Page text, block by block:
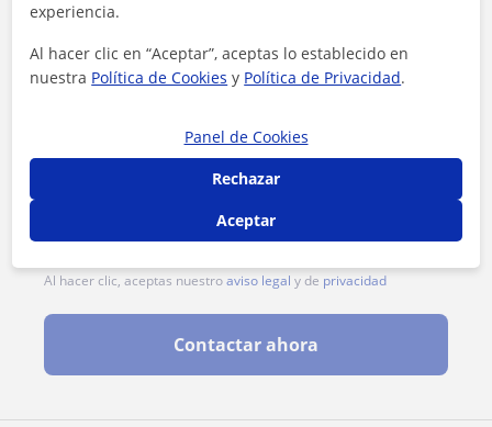
Al hacer clic, aceptas nuestroaviso legal y de privacidad
Contactar ahora
experiencia.
Al hacer clic en “Aceptar”, aceptas lo establecido en
nuestra Política de Cookies y Política de Privacidad.
Panel de Cookies
Rechazar
Aceptar